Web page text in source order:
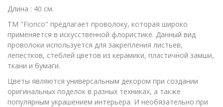
Длина : 40 см.
ТМ "Fiorico" предлагает проволоку, которая широко
применяется в искусственной флористике. Данный вид
проволоки используется для закрепления листьев,
лепестков, стеблей цветов из керамики, пластичной замши,
ткани и бумаги.
Цветы являются универсальным декором при создании
оригинальных поделок в разных техниках, а также
популярным украшением интерьера. И необязательно при